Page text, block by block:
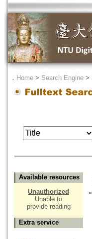
． Home > Search Engine >
Available resources
Unauthorized
Unable to
provide reading
Extra service